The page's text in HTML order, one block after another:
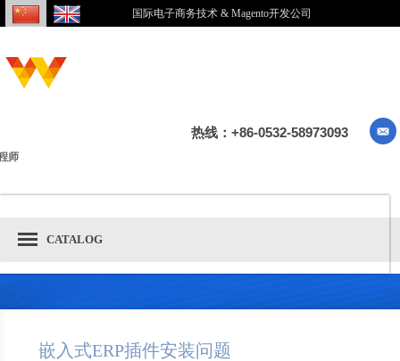
国际电子商务技术 & Magento开发公司
热线：+86-0532-58973093
师
CATALOG
嵌入式ERP插件安装问题